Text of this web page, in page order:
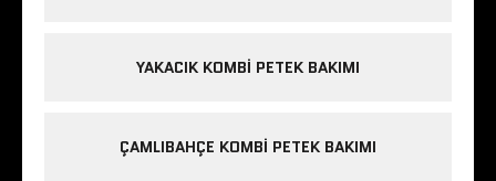
YAKACIK KOMBI PETEK BAKIMI
ÇAMLIBAHÇE KOMBI PETEK BAKIMI